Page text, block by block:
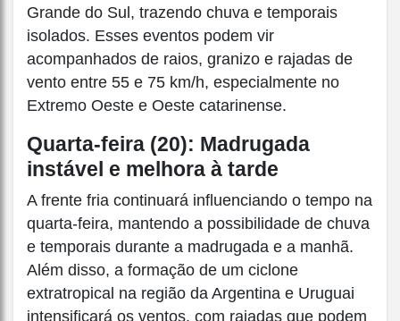
Grande do Sul, trazendo chuva e temporais
isolados. Esses eventos podem vir
acompanhados de raios, granizo e rajadas de
vento entre 55 e 75 km/h, especialmente no
Extremo Oeste e Oeste catarinense.
Quarta-feira (20): Madrugada
instável e melhora à tarde
A frente fria continuará influenciando o tempo na
quarta-feira, mantendo a possibilidade de chuva
e temporais durante a madrugada e a manhã.
Além disso, a formação de um ciclone
extratropical na região da Argentina e Uruguai
intensificará os ventos, com rajadas que podem